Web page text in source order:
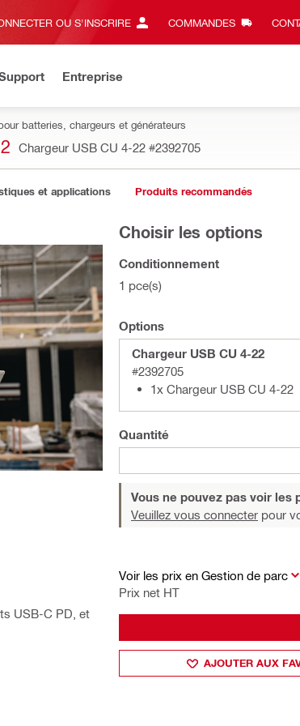
OU S'INSCRIRE COMMANDES
Entreprise
batteries, chargeurs et générateurs
Chargeur USB CU 4-22 #2392705
et applications Produits recommandés
USB-C PD, et
Choisir les options
Conditionnement
1 pce(s)
Options
Chargeur USB CU 4-22
#2392705
1x Chargeur USB CU 4-22
Quantité
Vous ne pouvez pas voir les
Veuillez vous connecter pour
Voir les prix en Gestion de parc
Prix net HT
AJOUTER AUX